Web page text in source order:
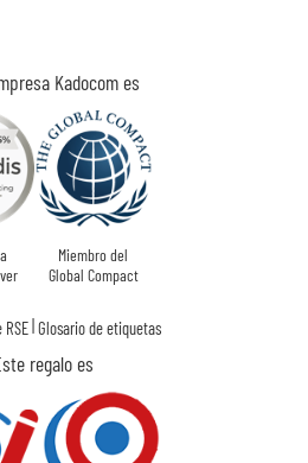
Kadocom es
Miembro del
Global Compact
|Glosario de etiquetas
regalo es